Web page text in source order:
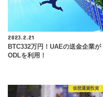
2023.2.21
BTC332万円！UAEの送金企業が
ODLを利用！
仮想通貨投資